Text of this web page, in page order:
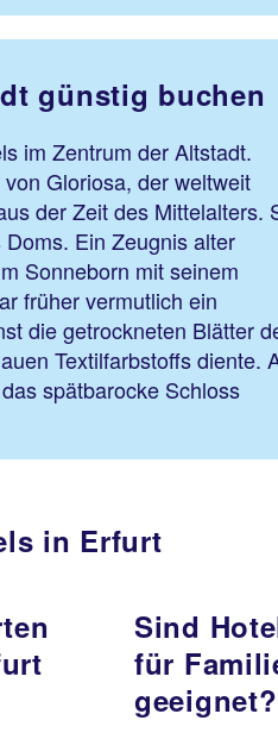
günstig buchen
im Zentrum der Altstadt.
Gloriosa, der weltweit
der Zeit des Mittelalters.
Ein Zeugnis alter
Sonneborn mit seinem
früher vermutlich ein
die getrockneten Blätter
Textilfarbstoffs diente.
spätbarocke Schloss
in Erfurt
Sind
für
geeignet?